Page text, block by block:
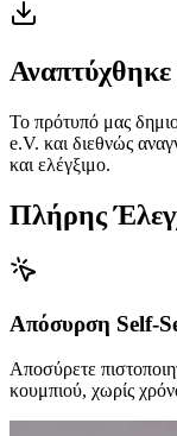
Αναπτύχθηκε
Το πρότυπό μας
e.V. και διεθνώς
και ελέγξιμο.
Πλήρης
Απόσυρση Self-
Αποσύρετε
κουμπιού, χωρίς